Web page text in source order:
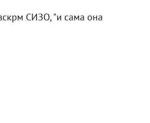
СИЗО, "и сама она